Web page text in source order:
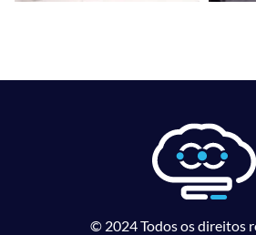
© 2024 Todos os direitos